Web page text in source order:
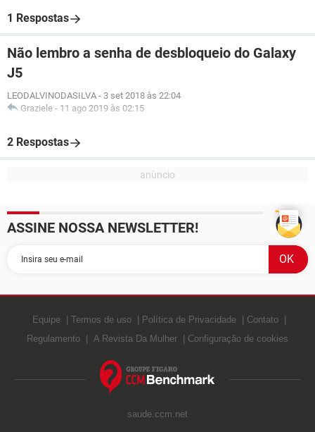
1 Respostas
Não lembro a senha de desbloqueio do Galaxy
J5
LEODALVINODASILVA - 3 set 2018 às 22:04
Graziele - 11 ago 2019 às 02:15
2 Respostas
ASSINE NOSSA NEWSLETTER!
Equipe Termos de uso Política de Privacidade
Contato
Regulamento
A Revista Da Mulher Configuração de cookies
saude.ccm.net